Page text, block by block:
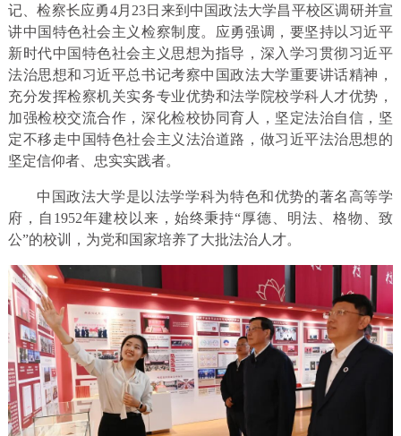
记、检察长应勇4月23日来到中国政法大学昌平校区调研并宣
讲中国特色社会主义检察制度。应勇强调，要坚持以习近平
新时代中国特色社会主义思想为指导，深入学习贯彻习近平
法治思想和习近平总书记考察中国政法大学重要讲话精神，
充分发挥检察机关实务专业优势和法学院校学科人才优势，
加强检校交流合作，深化检校协同育人，坚定法治自信，坚
定不移走中国特色社会主义法治道路，做习近平法治思想的
坚定信仰者、忠实实践者。
中国政法大学是以法学学科为特色和优势的著名高等学
府，自1952年建校以来，始终秉持“厚德、明法、格物、致
公”的校训，为党和国家培养了大批法治人才。